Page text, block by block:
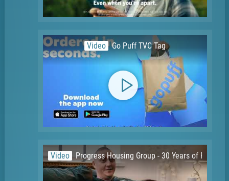
Video Go Puff TVC Tag
Video Progress Housing Group - 30 Years of Progress